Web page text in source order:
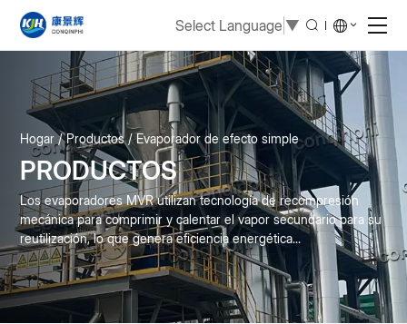
Select Language ▼
Hogar Productos Evaporador de efecto simple
PRODUCTOS
Los evaporadores MVR utilizan tecnología de recompresión
mecánica para comprimir y calentar el vapor secundario para su
reutilización, lo que genera eficiencia energética...